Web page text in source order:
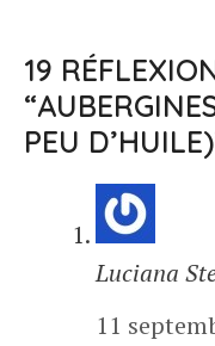
19
PEU
Luciana
11